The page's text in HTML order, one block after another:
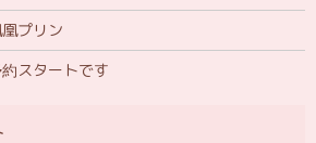
プリン
スタートです